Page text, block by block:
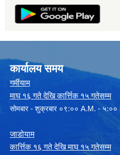
कार्यालय समय
गर्मीयाम
माघ १६ गते देखि कार्त्तिक १५ गतेसम्म
सोमबार - शुक्रबार ०९:०० A.M. - ५:००
जाडोयाम
कार्त्तिक १६ गते देखि माघ १५ गतेसम्म